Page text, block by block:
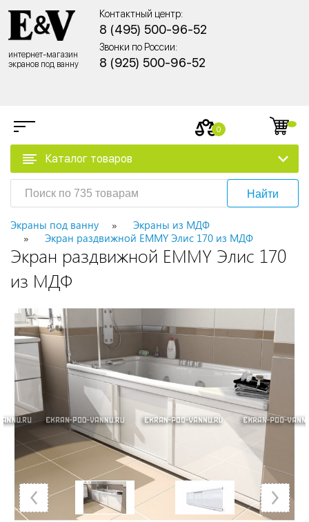
интернет-магазин
экранов под ванну
Контактный центр:
8 (495) 500-96-52
Звонки по России:
8 (925) 500-96-52
0
Каталог товаров
Найти
Экраны под ванну
Экраны из МДФ
Экран раздвижной EMMY Элис 170 из МДФ
Экран раздвижной EMMY Элис 170
из МДФ